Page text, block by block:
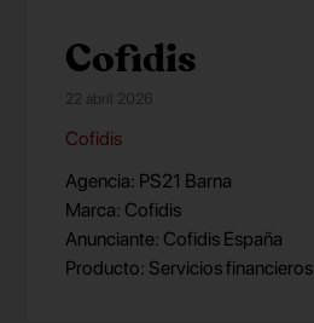
Cofidis
22 abril 2026
Cofidis
Agencia: PS21 Barna
Marca: Cofidis
Anunciante: Cofidis España
Producto: Servicios financieros